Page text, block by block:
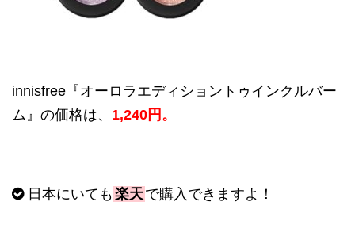
innisfree 『オーロラエディショントゥインクルバー
ム』の価格は、 1,240 円。
日本にいても 楽天で購入できますよ！